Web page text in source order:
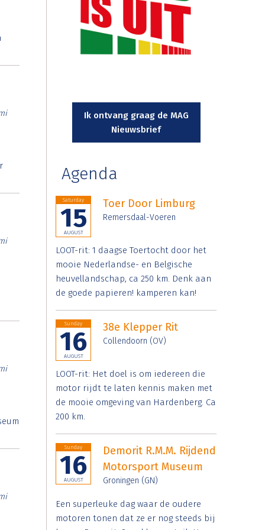
Ik ontvang graag de MAG
Nieuwsbrief
Agenda
Saturday
15
AUGUST
Toer Door Limburg
Remersdaal-Voeren
LOOT-rit: 1 daagse Toertocht door het
mooie Nederlandse- en Belgische
heuvellandschap, ca 250 km. Denk aan
de goede papieren! kamperen kan!
Sunday
16
AUGUST
38e Klepper Rit
Collendoorn (OV)
LOOT-rit: Het doel is om iedereen die
motor rijdt te laten kennis maken met
de mooie omgeving van Hardenberg. Ca
200 km.
Sunday
16
AUGUST
Demorit R.M.M. Rijdend
Motorsport Museum
Groningen (GN)
Een superleuke dag waar de oudere
motoren tonen dat ze er nog steeds bij